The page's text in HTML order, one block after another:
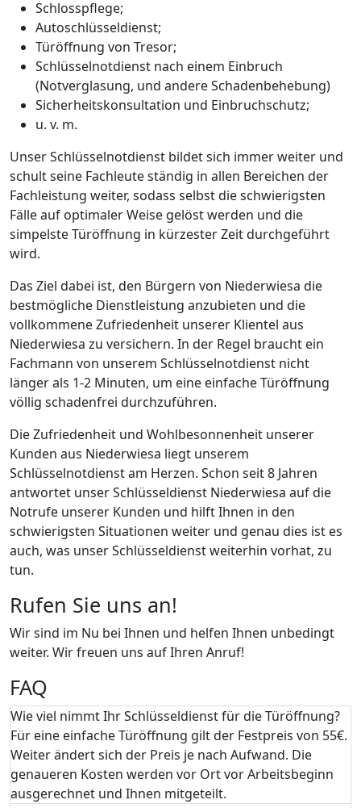
Schlosspflege;
Autoschlüsseldienst;
Türöffnung von Tresor;
Schlüsselnotdienst nach einem Einbruch
(Notverglasung, und andere Schadenbehebung)
Sicherheitskonsultation und Einbruchschutz;
u. v. m.
Unser Schlüsselnotdienst bildet sich immer weiter und
schult seine Fachleute ständig in allen Bereichen der
Fachleistung weiter, sodass selbst die schwierigsten
Fälle auf optimaler Weise gelöst werden und die
simpelste Türöffnung in kürzester Zeit durchgeführt
wird.
Das Ziel dabei ist, den Bürgern von Niederwiesa die
bestmögliche Dienstleistung anzubieten und die
vollkommene Zufriedenheit unserer Klientel aus
Niederwiesa zu versichern. In der Regel braucht ein
Fachmann von unserem Schlüsselnotdienst nicht
länger als 1-2 Minuten, um eine einfache Türöffnung
völlig schadenfrei durchzuführen.
Die Zufriedenheit und Wohlbesonnenheit unserer
Kunden aus Niederwiesa liegt unserem
Schlüsselnotdienst am Herzen. Schon seit 8 Jahren
antwortet unser Schlüsseldienst Niederwiesa auf die
Notrufe unserer Kunden und hilft Ihnen in den
schwierigsten Situationen weiter und genau dies ist es
auch, was unser Schlüsseldienst weiterhin vorhat, zu
tun.
Rufen Sie uns an!
Wir sind im Nu bei Ihnen und helfen Ihnen unbedingt
weiter. Wir freuen uns auf Ihren Anruf!
FAQ
Wie viel nimmt Ihr Schlüsseldienst für die Türöffnung?
Für eine einfache Türöffnung gilt der Festpreis von 55€.
Weiter ändert sich der Preis je nach Aufwand. Die
genaueren Kosten werden vor Ort vor Arbeitsbeginn
ausgerechnet und Ihnen mitgeteilt.